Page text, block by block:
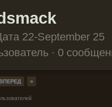
22-September 25
· 0
»